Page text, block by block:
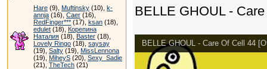
Hare (9), Muftinsky (10), k-
annja (16), Caer (16),
RedFinger*** (17), ksan (18),
edulet (18), Корепина
Наталия (18), Baster (18),
Lovely Ringo (18), saysay
(19), Salty (19), MissLennona
(19), MiheyS (20), Sexy_Sadie
(21), TheTech (21)
BELLE GHOUL -
BELLE GHOUL - Care Of Cell 44